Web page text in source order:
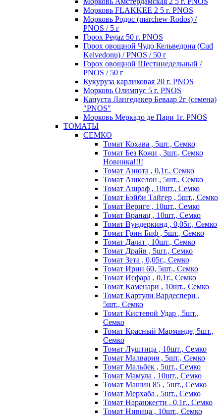
Морковь FLAKKEE 2 5 г. PNOS
Морковь Родос (marchew Rodos) /
PNOS / 5 г
Горох Pegaz 50 г. PNOS
Горох овощной Чудо Кельведона (Cud
Kelvedonu) / PNOS / 50 г
Горох овощной Шестинедельный /
PNOS / 50 г
Кукуруза карликовая 20 г. PNOS
Морковь Олимпус 5 г. PNOS
Капуста Лангедакер Беваар 2г (семена)
"PNOS"
Морковь Меркадо де Пари 1г. PNOS
ТОМАТЫ
СЕМКО
Томат Кохава , 5шт., Семко
Томат Без Кожи , 3шт., Семко
Новинка!!!!
Томат Анюта , 0,1г., Семко
Томат Ашкелон , 5шт., Семко
Томат Ашраф , 10шт., Семко
Томат Бэйби Тайгер , 5шт., Семко
Томат Вериге , 10шт., Семко
Томат Вранац , 10шт., Семко
Томат Вундеркинд , 0,05г., Семко
Томат Грин Биф , 5шт., Семко
Томат Далат , 10шт., Семко
Томат Драйв , 5шт., Семко
Томат Зета , 0,05г., Семко
Томат Ирин 60, 5шт., Семко
Томат Исфара , 0,1г., Семко
Томат Каменари , 10шт., Семко
Томат Картули Вардеспери ,
5шт., Семко
Томат Кистевой Удар , 5шт.,
Семко
Томат Красный Марманде, 5шт.,
Семко
Томат Луштица , 10шт., Семко
Томат Малвария , 5шт., Семко
Томат Мальбек , 5шт., Семко
Томат Мамула , 10шт., Семко
Томат Машин 85 , 5шт., Семко
Томат Мерхаба , 5шт., Семко
Томат Наранжести , 0,1г., Семко
Томат Нивица , 10шт., Семко